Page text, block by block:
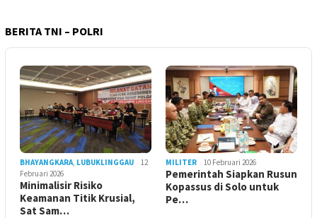
BERITA TNI – POLRI
BHAYANGKARA, LUBUKLINGGAU
12
Februari 2026
Minimalisir Risiko
Keamanan Titik Krusial,
Sat Sam…
MILITER 10 Februari 2026
Pemerintah Siapkan Rusun
Kopassus di Solo untuk
Pe…